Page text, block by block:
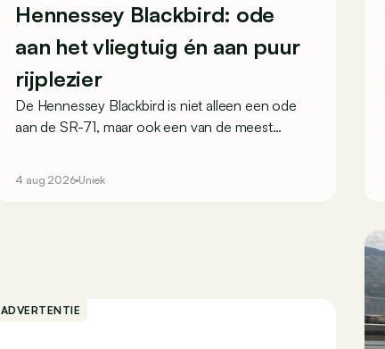
Hennessey Blackbird: ode
aan het vliegtuig én aan puur
rijplezier
De Hennessey Blackbird is niet alleen een ode
aan de SR-71, maar ook een van de meest
4 aug 2026 Uniek
ADVERTENTIE